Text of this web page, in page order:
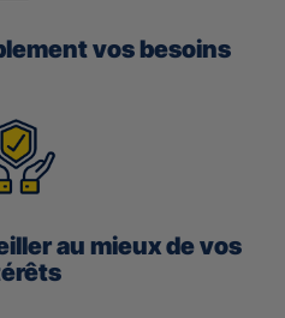
vosbesoins
au mieux devos